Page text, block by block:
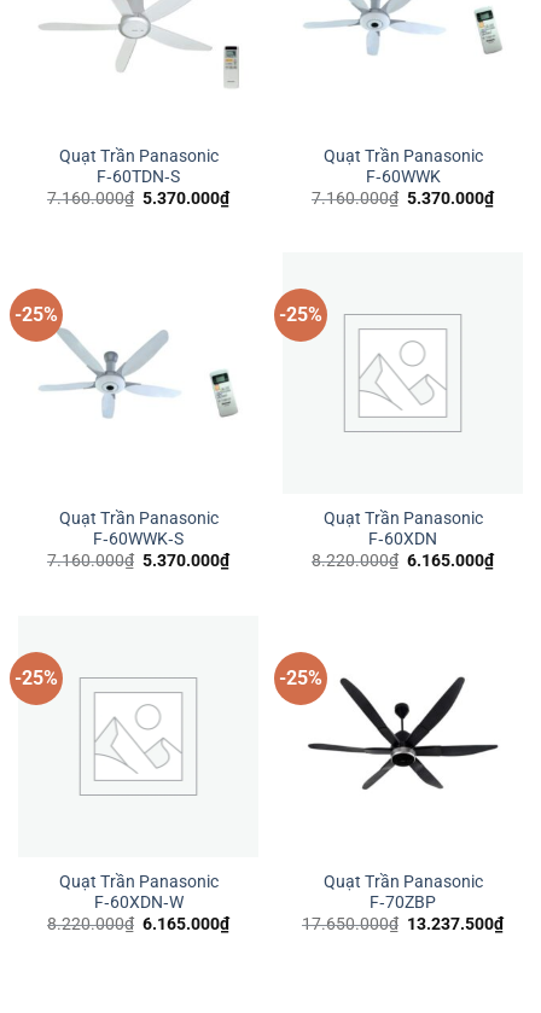
Quạt Trần Panasonic
F‑60TDN‑S
7.160.000₫ Giá
5.370.000₫Giá
hiện
Quạt Trần Panasonic
F‑60WWK
7.160.000₫ Giá
5.370.000₫Giá
hiện
-25%
Quạt Trần Panasonic
F‑60WWK‑S
7.160.000₫ Giá
5.370.000₫Giá
hiện
-25%
Quạt Trần Panasonic
F‑60XDN
8.220.000₫ Giá
6.165.000₫Giá
hiện
-25%
Quạt Trần Panasonic
F‑60XDN‑W
8.220.000₫ Giá
6.165.000₫Giá
hiện
-25%
Quạt Trần Panasonic
F‑70ZBP
17.650.000₫ Giá
13.237.500₫Giá
hiện